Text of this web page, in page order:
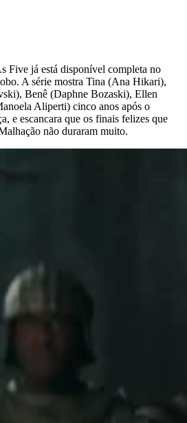
Five já está disponível completa no
A série mostra Tina (Ana Hikari),
Benê (Daphne Bozaski), Ellen
Aliperti) cinco anos após o
e escancara que os finais felizes que
não duraram muito.